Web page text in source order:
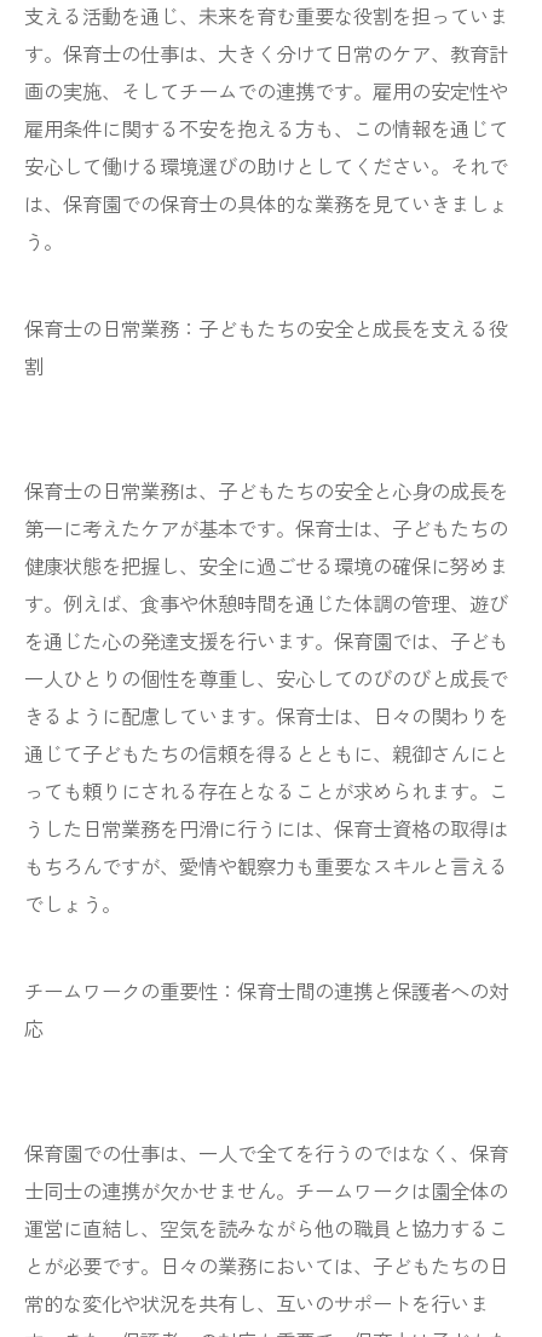
支える活動を通じ、未来を育む重要な役割を担っていま
す。保育士の仕事は、大きく分けて日常のケア、教育計
画の実施、そしてチームでの連携です。雇用の安定性や
雇用条件に関する不安を抱える方も、この情報を通じて
安心して働ける環境選びの助けとしてください。それで
は、保育園での保育士の具体的な業務を見ていきましょ
う。
保育士の日常業務：子どもたちの安全と成長を支える役
割
保育士の日常業務は、子どもたちの安全と心身の成長を
第一に考えたケアが基本です。保育士は、子どもたちの
健康状態を把握し、安全に過ごせる環境の確保に努めま
す。例えば、食事や休憩時間を通じた体調の管理、遊び
を通じた心の発達支援を行います。保育園では、子ども
一人ひとりの個性を尊重し、安心してのびのびと成長で
きるように配慮しています。保育士は、日々の関わりを
通じて子どもたちの信頼を得るとともに、親御さんにと
っても頼りにされる存在となることが求められます。こ
うした日常業務を円滑に行うには、保育士資格の取得は
もちろんですが、愛情や観察力も重要なスキルと言える
でしょう。
チームワークの重要性：保育士間の連携と保護者への対
応
保育園での仕事は、一人で全てを行うのではなく、保育
士同士の連携が欠かせません。チームワークは園全体の
運営に直結し、空気を読みながら他の職員と協力するこ
とが必要です。日々の業務においては、子どもたちの日
常的な変化や状況を共有し、互いのサポートを行いま